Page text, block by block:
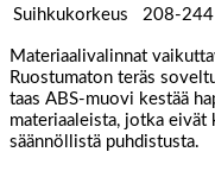
Suihkukorkeus
208-244
Materiaalivalinnat
Ruostumaton teräs
taas ABS-muovi kestää
materiaaleista, jotka eivät
säännöllistä puhdistusta.